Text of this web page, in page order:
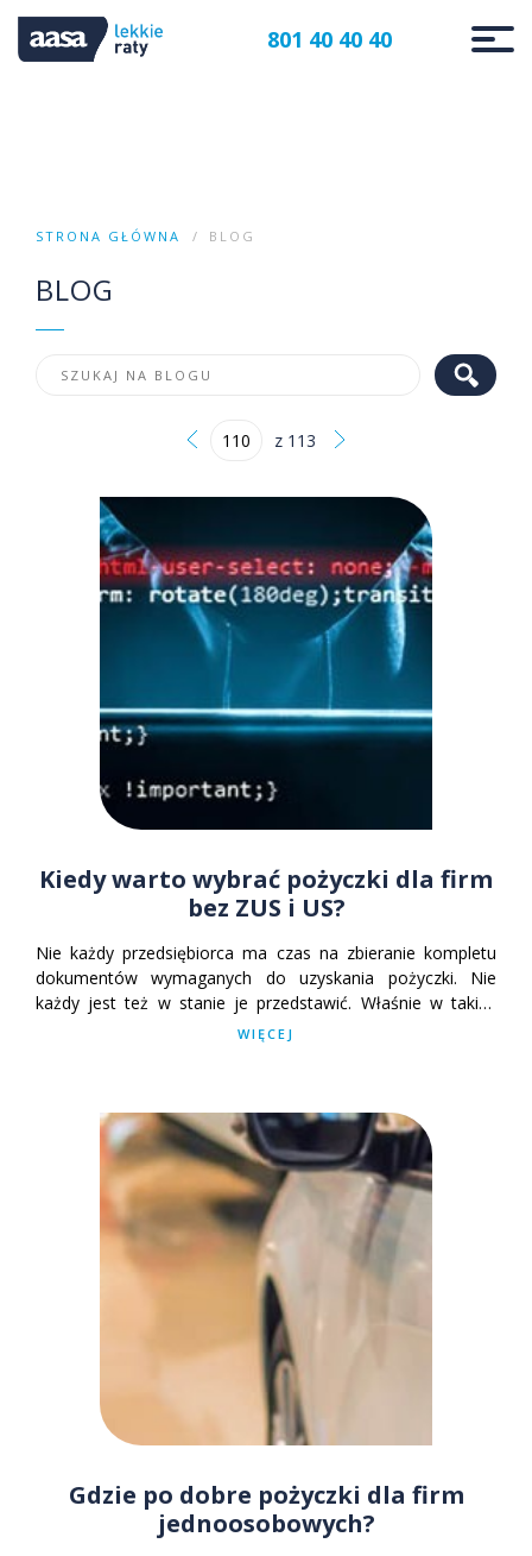
801 40 40 40
STRONA GŁÓWNA BLOG
BLOG
z 113
Kiedy warto wybrać pożyczki dla firm
bez ZUS i US?
Nie każdy przedsiębiorca ma czas na zbieranie kompletu
dokumentów wymaganych do uzyskania pożyczki. Nie
każdy jest też w stanie je przedstawić. Właśnie w takich
sytuacjach dobrym wyborem są pożyczki bez zaświadczeń.
WIĘCEJ
Gdzie po dobre pożyczki dla firm
jednoosobowych?